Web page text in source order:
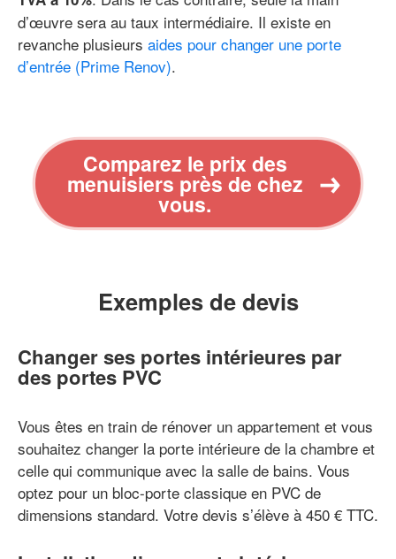
d’œuvre sera au taux intermédiaire. Il existe en
revanche plusieurs aides pour changer une porte
d’entrée (Prime Renov).
Comparez le prix des
menuisiers près de chez
vous.
Exemples de devis
Changer ses portes intérieures par
des portes PVC
Vous êtes en train de rénover un appartement et vous
souhaitez changer la porte intérieure de la chambre et
celle qui communique avec la salle de bains. Vous
optez pour un bloc-porte classique en PVC de
dimensions standard. Votre devis s’élève à 450 € TTC.